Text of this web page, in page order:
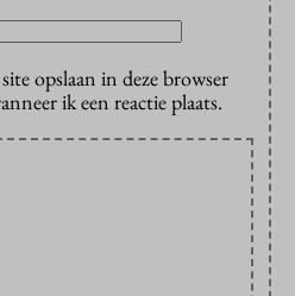
opslaan in deze browser
ik een reactie plaats.